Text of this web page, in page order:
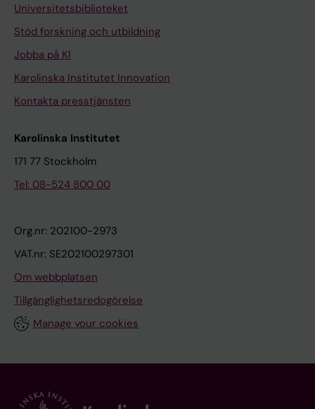
Universitetsbiblioteket
Stöd forskning och utbildning
Jobba på KI
Karolinska Institutet Innovation
Kontakta presstjänsten
Karolinska Institutet
171 77 Stockholm
Tel: 08-524 800 00
Org.nr: 202100-2973
VAT.nr: SE202100297301
Om webbplatsen
Tillgänglighetsredogörelse
Manage your cookies